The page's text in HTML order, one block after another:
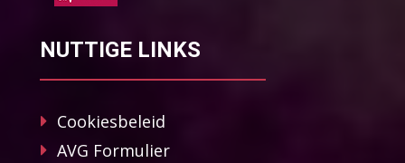
NUTTIGE LINKS
Cookiesbeleid
AVG Formulier